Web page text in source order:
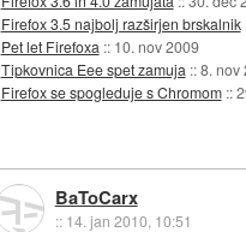
Firefox 3.5 najbolj razširjen brskalnik
Pet let Firefoxa :: 10. nov 2009
Tipkovnica Eee spet zamuja ::8. nov
Firefox se spogleduje s Chromom ::
BaToCarx
:: 14. jan 2010, 10:51